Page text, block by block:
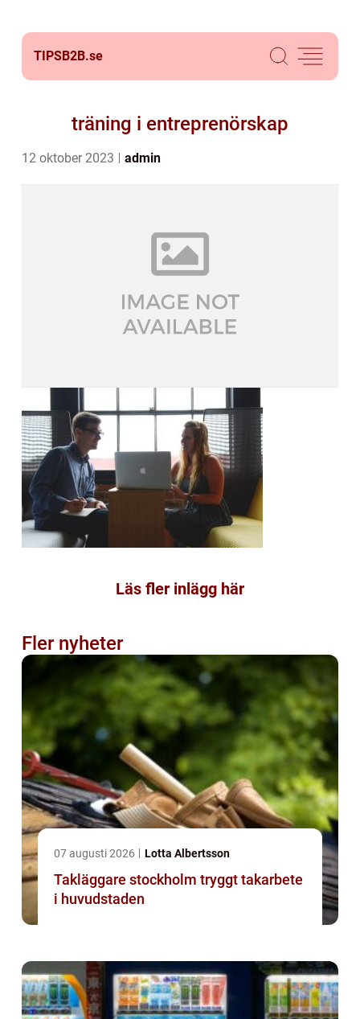
TIPSB2B.se
träning i entreprenörskap
12 oktober 2023 admin
Läs fler inlägg här
Fler nyheter
07 augusti 2026 Lotta Albertsson
Takläggare stockholm tryggt takarbete
i huvudstaden